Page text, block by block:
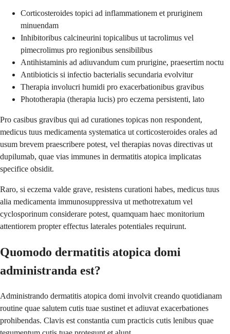
Corticosteroides topici ad inflammationem et pruriginem
minuendam
Inhibitoribus calcineurini topicalibus ut tacrolimus vel
pimecrolimus pro regionibus sensibilibus
Antihistaminis ad adiuvandum cum prurigine, praesertim noctu
Antibioticis si infectio bacterialis secundaria evolvitur
Therapia involucri humidi pro exacerbationibus gravibus
Phototherapia (therapia lucis) pro eczema persistenti, lato
Pro casibus gravibus qui ad curationes topicas non respondent,
medicus tuus medicamenta systematica ut corticosteroides orales ad
usum brevem praescribere potest, vel therapias novas directivas ut
dupilumab, quae vias immunes in dermatitis atopica implicatas
specifice obsidit.
Raro, si eczema valde grave, resistens curationi habes, medicus tuus
alia medicamenta immunosuppressiva ut methotrexatum vel
cyclosporinum considerare potest, quamquam haec monitorium
attentiorem propter effectus laterales potentiales requirunt.
Quomodo dermatitis atopica domi
administranda est?
Administrando dermatitis atopica domi involvit creando quotidianam
routine quae salutem cutis tuae sustinet et adiuvat exacerbationes
prohibendas. Clavis est constantia cum practicis cutis lenibus quae